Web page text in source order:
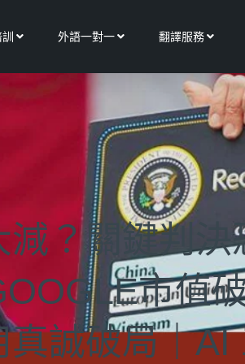
Open 企業培訓
外語一對一Open 外語一對一
翻譯服務Open
減？關鍵判
市值
誠破局｜AI